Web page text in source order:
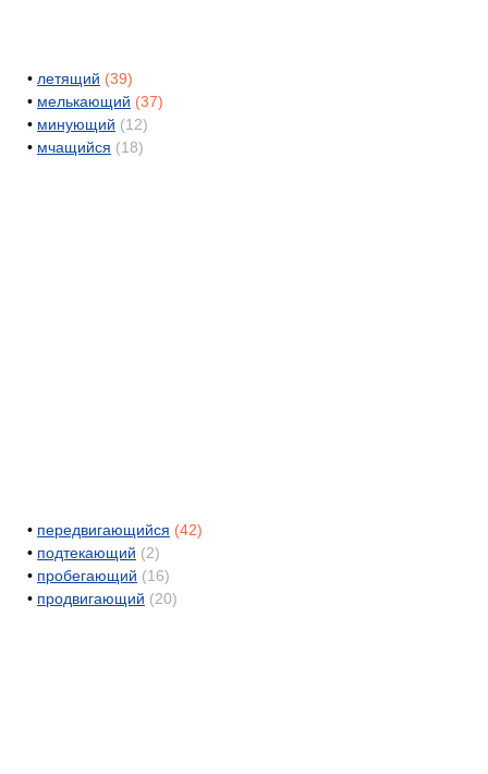
• летящий (39)
• мелькающий (37)
• минующий (12)
• мчащийся (18)
• передвигающийся (42)
• подтекающий (2)
• пробегающий (16)
• продвигающий (20)